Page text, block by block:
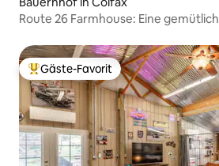
Route 26 Farmhouse: Eine
Beliebter Gäste-Favorit.
Gäste-Favorit